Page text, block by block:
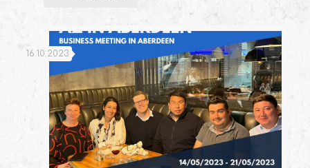
16.10.2023